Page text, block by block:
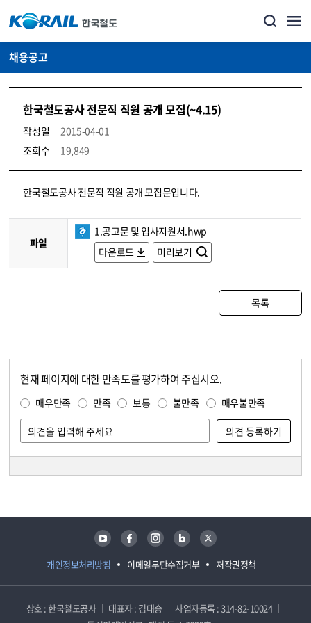
채용공고
한국철도공사 전문직 직원 공개 모집(~4.15)
작성일
2015-04-01
조회수
19,849
코레일소개_경영공시_채용공고 상세보기 – 내용, 파일, 담당자 연락처로 구성
한국철도공사 전문직 직원 공개 모집문입니다.
파일
1.공고문 및 입사지원서.hwp
다운로드
미리보기
목록
현재 페이지에 대한 만족도를 평가하여 주십시오.
매우만족 만족 보통 불만족 매우불만족
개인정보처리방침 이메일무단수집거부 저작권정책
유튜브 페이스북 인스타그램 블로그 트위터
상호 : 한국철도공사 대표자 : 김태승
사업자등록 : 314-82-10024